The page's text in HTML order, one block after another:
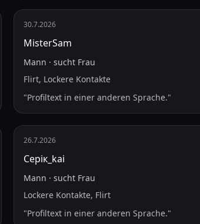
30.7.2026
MisterSam
Mann · sucht Frau
Flirt, Lockere Kontakte
"Profiltext in einer anderen Sprache."
26.7.2026
Серік_kai
Mann · sucht Frau
Lockere Kontakte, Flirt
"Profiltext in einer anderen Sprache."